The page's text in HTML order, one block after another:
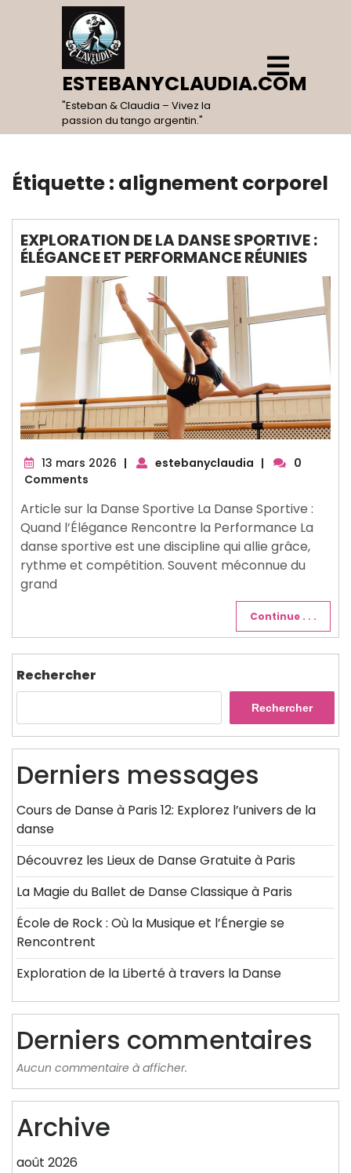
ESTEBANYCLAUDIA.COM
"Esteban & Claudia – Vivez la
passion du tango argentin."
Open
Menu
Étiquette : alignement corporel
EXPLORATION DE LA DANSE SPORTIVE :
ÉLÉGANCE ET PERFORMANCE RÉUNIES
13 mars 2026 13| estebanyclaudia |
0
Comments
Article sur la Danse Sportive La Danse Sportive :
Quand l’Élégance Rencontre la Performance La
danse sportive est une discipline qui allie grâce,
rythme et compétition. Souvent méconnue du
grand
Continue . . .
Rechercher
Rechercher
Derniers messages
Cours de Danse à Paris 12: Explorez l’univers de la
danse
Découvrez les Lieux de Danse Gratuite à Paris
La Magie du Ballet de Danse Classique à Paris
École de Rock : Où la Musique et l’Énergie se
Rencontrent
Exploration de la Liberté à travers la Danse
Derniers commentaires
Aucun commentaire à afficher.
Archive
août 2026